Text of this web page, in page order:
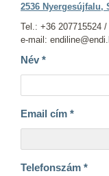
2536 Nyergesújfalu,
Tel.: +36 207715524
e-mail:
Név *
Email cím *
Telefonszám *